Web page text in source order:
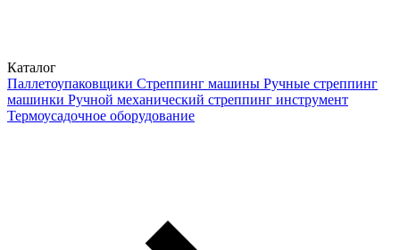
Каталог
Паллетоупаковщики Стреппинг машины Ручные стреппинг
машинки Ручной механический стреппинг инструмент
Термоусадочное оборудование